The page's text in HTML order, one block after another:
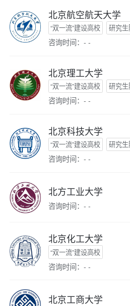
北京航空航天大学
“双一流”建设高校 研究
咨询时间：- -
北京理工大学
“双一流”建设高校 研究
咨询时间：- -
北京科技大学
“双一流”建设高校 研究
咨询时间：- -
北方工业大学
咨询时间：- -
北京化工大学
“双一流”建设高校
咨询时间：- -
北京工商大学